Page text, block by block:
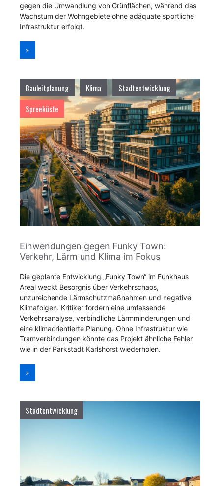
gegen die Umwandlung von Grünflächen, während das
Wachstum der Wohngebiete ohne adäquate sportliche
Infrastruktur erfolgt.
»
Bauleitplanung Klima
Stadtentwicklung
Spreeküste
Einwendungen gegen Funky Town:
Verkehr, Lärm und Klima im Fokus
Die geplante Entwicklung „Funky Town“ im Funkhaus
Areal weckt Besorgnis über Verkehrschaos,
unzureichende Lärmschutzmaßnahmen und negative
Klimafolgen. Kritiker fordern eine umfassende
Verkehrsanalyse, verbindliche Lärmminderungen und
eine klimaorientierte Planung. Ohne Infrastruktur wie
Tramverbindungen könnte das Projekt ähnliche Fehler
wie in der Parkstadt Karlshorst wiederholen.
»
Stadtentwicklung